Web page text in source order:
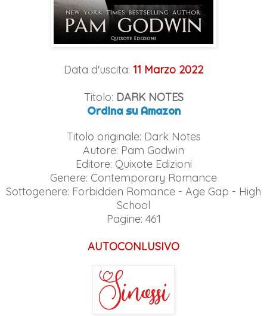
Data d'uscita: 11 Marzo 2022
Titolo: DARK NOTES
Ordina su Amazon
Titolo originale: Dark Notes
Autore: Pam Godwin
Editore: Quixote Edizioni
Genere: Contemporary Romance
Sottogenere: Forbidden Romance - Age Gap - High
School
Pagine: 461
AUTOCONLUSIVO